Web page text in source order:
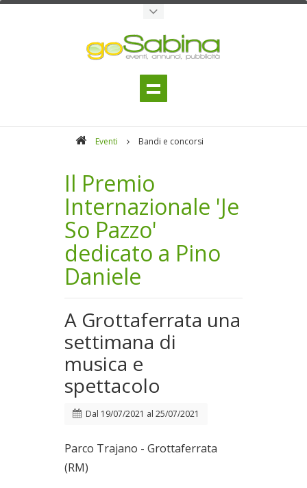
Eventi Bandi e concorsi
Il Premio
Internazionale 'Je
So Pazzo'
dedicato a Pino
Daniele
A Grottaferrata una
settimana di
musica e
spettacolo
Dal 19/07/2021 al 25/07/2021
Parco Trajano - Grottaferrata
(RM)